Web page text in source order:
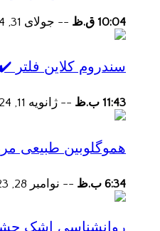
10:04 ق.ظ -- جولای 31, 2024
سندروم کلاین
11:43 ب.ظ -- ژانویه 11, 2024
هموگلوبین طبیعی
6:34 ب.ظ -- نوامبر 28, 2023
روانشناسی اشک